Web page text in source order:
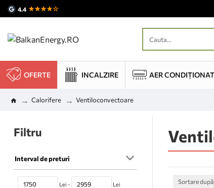
4.4 ★★★★☆
OFERTE INCALZIRE AER CONDIȚIONAT
Calorifere Ventiloconvectoare
Filtru
Interval de preturi
Lei - Lei Sortare după: